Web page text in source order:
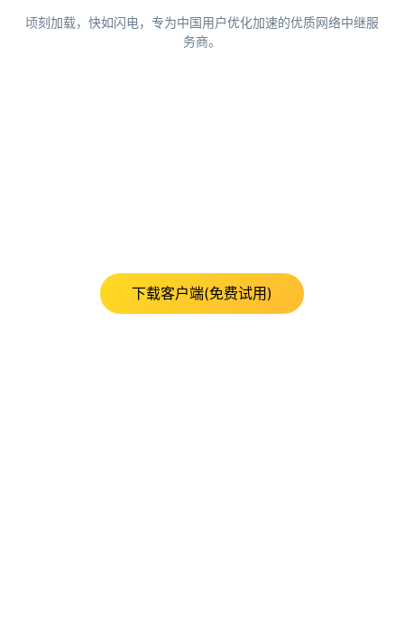
顷刻加载，快如闪电，专为中国用户优化加速的优质网络中继服
务商。
下载客户端(免费试用)